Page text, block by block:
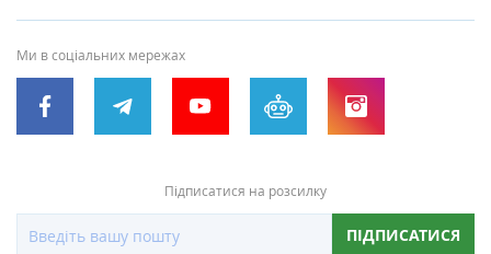
Ми в соціальних мережах
Підписатися на розсилку
ПІДПИСАТИСЯ